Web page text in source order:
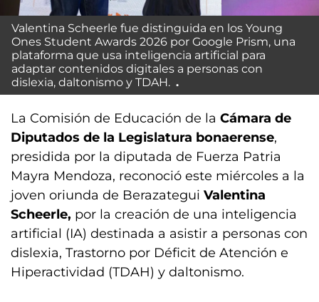
Valentina Scheerle fue distinguida en los Young
Ones Student Awards 2026 por Google Prism, una
plataforma que usa inteligencia artificial para
adaptar contenidos digitales a personas con
dislexia, daltonismo y TDAH.
La Comisión de Educación de la Cámara de
Diputados de la Legislatura bonaerense,
presidida por la diputada de Fuerza Patria
Mayra Mendoza, reconoció este miércoles a la
joven oriunda de Berazategui Valentina
Scheerle, por la creación de una inteligencia
artificial (IA) destinada a asistir a personas con
dislexia, Trastorno por Déficit de Atención e
Hiperactividad (TDAH) y daltonismo.